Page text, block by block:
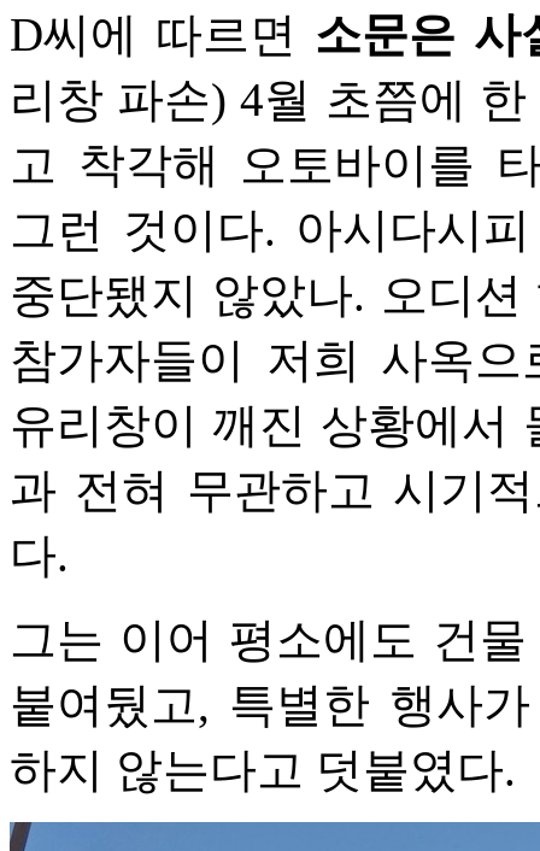
D씨에 따르면 소문은 사
리창 파손) 4월 초쯤에
고 착각해 오토바이를
그런 것이다. 아시다시
중단됐지 않았나. 오디
참가자들이 저희 사옥
유리창이 깨진 상황에서
과 전혀 무관하고 시기
다.
그는 이어 평소에도 건
붙여뒀고, 특별한 행사
하지 않는다고 덧붙였다.